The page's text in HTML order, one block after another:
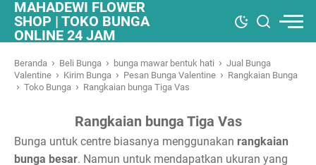
MAHADEWI FLOWER
SHOP | TOKO BUNGA
ONLINE 24 JAM
Beranda › Beli Bunga › bunga mawar bentuk hati › Jual Bunga
Valentine › Kirim Bunga › Pesan Bunga Valentine › Rangkaian Bunga
› Toko Bunga › Rangkaian bunga Tiga Vas
Rangkaian bunga Tiga Vas
Bunga untuk centre biasanya menggunakan rangkaian
bunga besar. Namun untuk mendapatkan ukuran yang